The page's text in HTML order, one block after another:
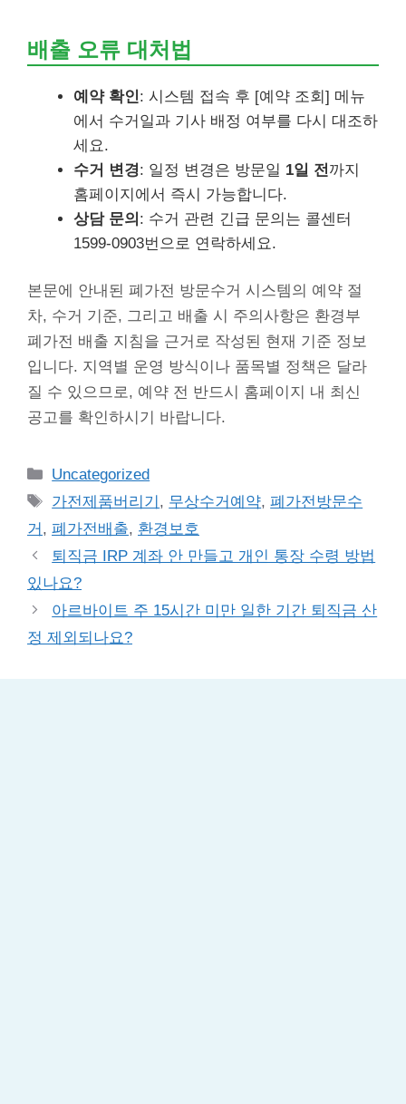
배출 오류 대처법
예약 확인: 시스템 접속 후 [예약 조회] 메뉴
에서 수거일과 기사 배정 여부를 다시 대조하
세요.
수거 변경: 일정 변경은 방문일 1일 전 까지
홈페이지에서 즉시 가능합니다.
상담 문의 : 수거 관련 긴급 문의는 콜센터
1599-0903번으로 연락하세요.
본문에 안내된 폐가전 방문수거 시스템의 예약 절
차, 수거 기준, 그리고 배출 시 주의사항은 환경부
폐가전 배출 지침을 근거로 작성된 현재 기준 정보
입니다. 지역별 운영 방식이나 품목별 정책은 달라
질 수 있으므로, 예약 전 반드시 홈페이지 내 최신
공고를 확인하시기 바랍니다.
Categories
Uncategorized
Tags
가전제품버리기 , 무상수거예약,폐가전방문수
거 , 폐가전배출, 환경보호
퇴직금 IRP 계좌 안 만들고 개인 통장 수령 방법
있나요?
아르바이트 주 15시간 미만 일한 기간 퇴직금 산
정 제외되나요?